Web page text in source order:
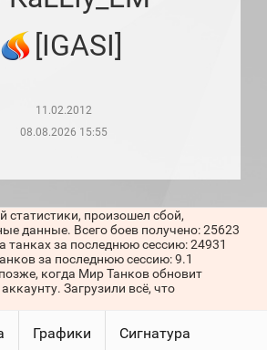
[IGASI]
11.02.2012
08.08.2026 15:55
статистики, произошел сбой,
данные. Всего боев получено: 25623
танках за последнюю сессию: 24931
за последнюю сессию: 9.1
когда Мир Танков обновит
Загрузили всё, что
Графики Сигнатура